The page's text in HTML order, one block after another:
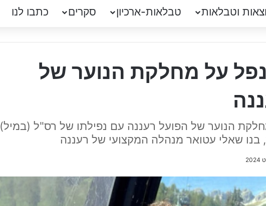
וטבלאות טבלאות-ארכיון סקרים כתבו לנו
על מחלקת הנוער של
הנוער של הפועל רעננה עם נפילתו של רס"ל (במיל)
בנו שאלי עטואר מנהלה המקצועי של רעננה